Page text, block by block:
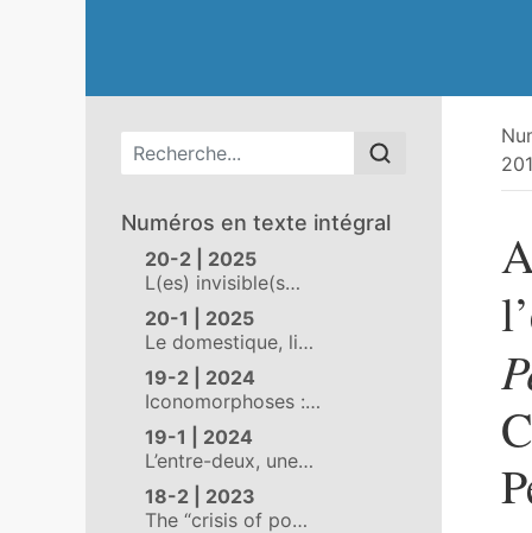
Menu principal
Numéros en texte intégral
20-2 | 2025
L(es) invisible(s…
20-1 | 2025
Le domestique, li…
19-2 | 2024
Iconomorphoses :…
19-1 | 2024
L’entre-deux, une…
18-2 | 2023
The “crisis of po…